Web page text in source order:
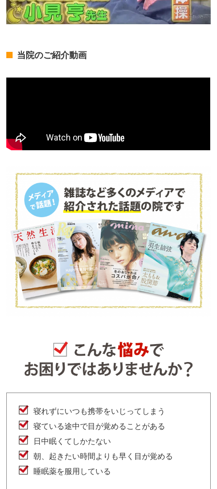
当院のご紹介動画
寝れずにいつも携帯をいじってしまう
寝ている途中で目が覚めることがある
日中眠くてしかたない
朝、起きたい時間よりも早く目が覚める
睡眠薬を服用している